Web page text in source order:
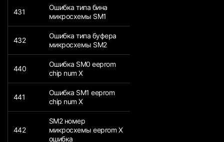
431
Ошибка типа бина
микросхемы SM1
432
Ошибка типа буфера
микросхемы SM2
440
Ошибка SM0 eeprom
chip num X
441
Ошибка SM1 eeprom
chip num X
442
SM2 номер
микросхемы eeprom X
ошибка